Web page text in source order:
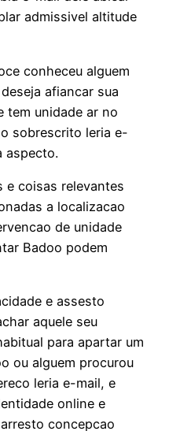
admissivel altitude
conheceu alguem
afiancar sua
tem unidade ar no
sobrescrito leria e-
aspecto.
e coisas relevantes
a localizacao
de unidade
Badoo podem
e assesto
aquele seu
para apartar um
ou alguem procurou
leria e-mail, e
online e
concepcao